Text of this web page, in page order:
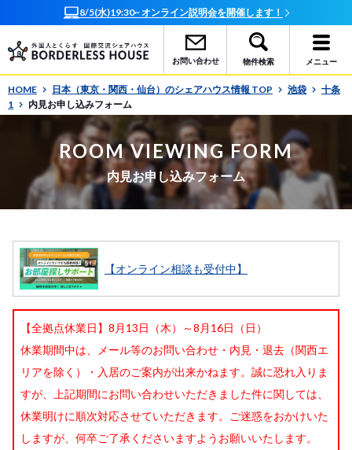
8/5(水)19:30~ オンライン説明会を開催します！
お問い合わせ 物件検索 メニュー
HOME 日本（東京・関西・仙台）のシェアハウス情報 TOP 池袋
十条
1
内見お申し込みフォーム
ROOM VIEWING FORM
内見お申し込みフォーム
【オンライン相談も受付中】
【全拠点休業日】8月13日（木）～8月16日（日）
休業期間中は、メール等のお問い合わせ・内見・退去（関西エ
リアを除く）・入居のご案内が出来かねます。誠に恐れ入りま
すが、上記期間にお問い合わせいただきました件に関しては、
休業明けに順次対応させていただきます。ご迷惑をおかけいた
しますが、何卒ご了承くださいますようお願いいたします。